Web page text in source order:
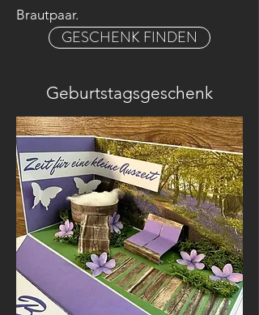
Brautpaar.
GESCHENK FINDEN
Geburtstagsgeschenk